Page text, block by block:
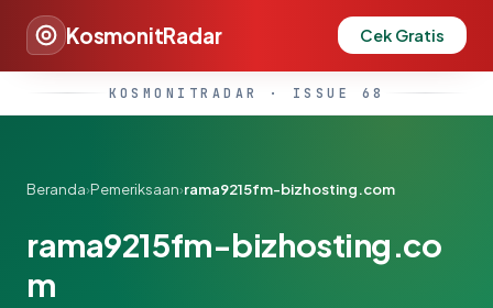
KosmonitRadar Cek Gratis
KOSMONITRADAR · ISSUE 68
Beranda›Pemeriksaan›rama9215fm-bizhosting.com
rama9215fm-bizhosting.co
m